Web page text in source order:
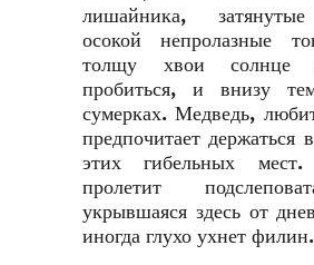
лишайника,
осокой непролазные
толщу хвои солнце
пробиться, и внизу
сумерках. Медведь,
предпочитает держаться
этих гибельных
пролетит
укрывшаяся здесь от
иногда глухо ухнет филин.